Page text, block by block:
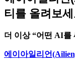
티를 올려보
더 이상 “어떤 AI를
에이아일리언